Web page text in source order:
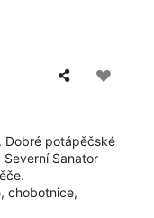
Dobré potápěčské
Sanator
chobotnice,